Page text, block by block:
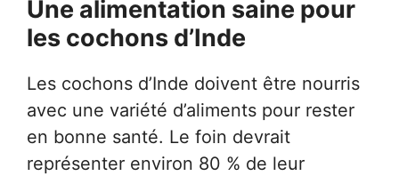
Une alimentation saine pour
les cochons d’Inde
Les cochons d’Inde doivent être nourris
avec une variété d’aliments pour rester
en bonne santé. Le foin devrait
représenter environ 80 % de leur